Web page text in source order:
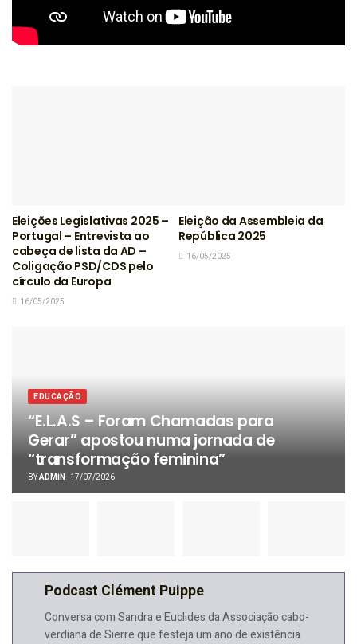
Eleições Legislativas 2025 –
Portugal – Entrevista ao
cabeça de lista da AD –
Coligação PSD/CDS pelo
círculo da Europa
16/05/2025
Eleição da Assembleia da
República 2025
16/05/2025
EDUCAÇÃO
“E.L.A.S – Foram Chamadas para
Gerar” apostou numa jornada de
“transformação feminina”
BYADMIN 17/07/2026
Podcast Clément Puippe
Conversa com Sandra e Euclides da Associação cabo-
verdiana de Sierre que festeja um ano de existência